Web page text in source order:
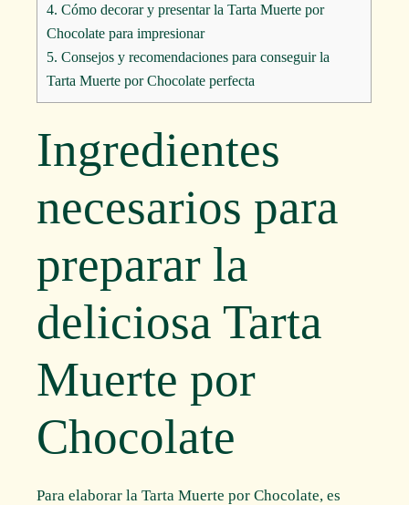
4. Cómo decorar y presentar la Tarta Muerte por
Chocolate para impresionar
5. Consejos y recomendaciones para conseguir la
Tarta Muerte por Chocolate perfecta
Ingredientes
necesarios para
preparar la
deliciosa Tarta
Muerte por
Chocolate
Para elaborar la Tarta Muerte por Chocolate, es